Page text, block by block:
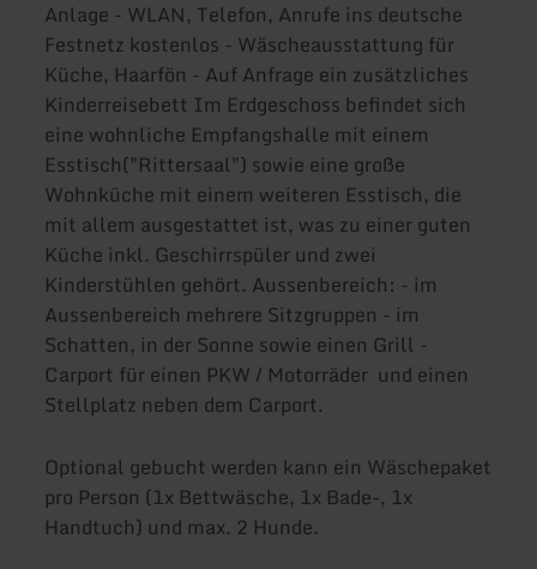
Anlage - WLAN, Telefon, Anrufe ins deutsche
Festnetz kostenlos - Wäscheausstattung für
Küche, Haarfön - Auf Anfrage ein zusätzliches
Kinderreisebett Im Erdgeschoss befindet sich
eine wohnliche Empfangshalle mit einem
Esstisch("Rittersaal") sowie eine große
Wohnküche mit einem weiteren Esstisch, die
mit allem ausgestattet ist, was zu einer guten
Küche inkl. Geschirrspüler und zwei
Kinderstühlen gehört. Aussenbereich: - im
Aussenbereich mehrere Sitzgruppen - im
Schatten, in der Sonne sowie einen Grill -
Carport für einen PKW / Motorräder und einen
Stellplatz neben dem Carport.
Optional gebucht werden kann ein Wäschepaket
pro Person (1x Bettwäsche, 1x Bade-, 1x
Handtuch) und max. 2 Hunde.